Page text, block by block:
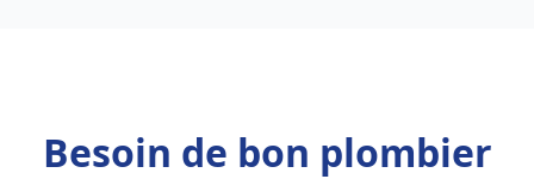
Besoin de bon plombier